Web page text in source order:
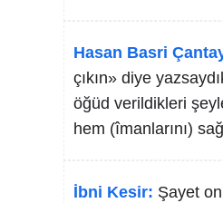
Hasan Basri
çıkın» diye
öğüd verildikleri
hem (îmanlarını)
İbni Kesir: Şayet